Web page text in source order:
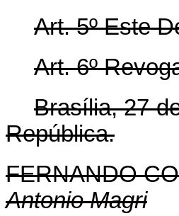
Art. 5º Este
Art. 6º
Brasília, 27
República.
FERNANDO
Antonio Magri